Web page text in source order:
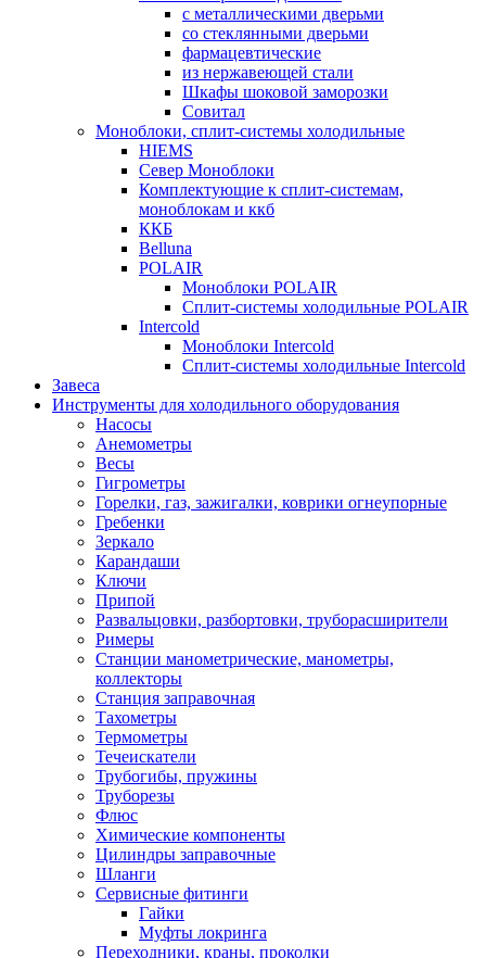
с металлическими дверьми
со стеклянными дверьми
фармацевтические
из нержавеющей стали
Шкафы шоковой заморозки
Совитал
Моноблоки, сплит-системы холодильные
HIEMS
Север Моноблоки
Комплектующие к сплит-системам,
моноблокам и ккб
ККБ
Belluna
POLAIR
Моноблоки POLAIR
Сплит-системы холодильные POLAIR
Intercold
Моноблоки Intercold
Сплит-системы холодильные Intercold
Завеса
Инструменты для холодильного оборудования
Насосы
Анемометры
Весы
Гигрометры
Горелки, газ, зажигалки, коврики огнеупорные
Гребенки
Зеркало
Карандаши
Ключи
Припой
Развальцовки, разбортовки, труборасширители
Римеры
Станции манометрические, манометры,
коллекторы
Станция заправочная
Тахометры
Термометры
Течеискатели
Трубогибы, пружины
Труборезы
Флюс
Химические компоненты
Цилиндры заправочные
Шланги
Сервисные фитинги
Гайки
Муфты локринга
Переходники, краны, проколки